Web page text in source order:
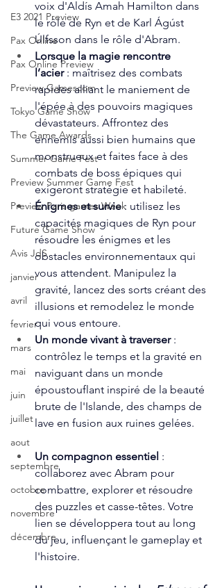
E3 2021 Preview
Pax Online
Pax Online Preview
Preview Gamescom
Tokyo Game Show
The Game Awards
Summer Game Fest
Preview Summer Game Fest
Preview Paris games Week
Future Game Show
Avis JdS
janvier
avril
fevrier
mars
mai
juin
juillet
aout
septembre
octobre
novembre
décembre
voix d'Aldís Amah Hamilton dans
le rôle de Ryn et de Karl Ágúst
Úlfsson dans le rôle d'Abram.
Lorsque la magie rencontre
l’acier : maîtrisez des combats
rapides alliant le maniement de
l'épée à des pouvoirs magiques
dévastateurs. Affrontez des
ennemis aussi bien humains que
monstrueux et faites face à des
combats de boss épiques qui
exigeront stratégie et habileté.
Énigmes et survie : utilisez les
capacités magiques de Ryn pour
résoudre les énigmes et les
obstacles environnementaux qui
vous attendent. Manipulez la
gravité, lancez des sorts créant des
illusions et remodelez le monde
qui vous entoure.
Un monde vivant à traverser :
contrôlez le temps et la gravité en
naviguant dans un monde
époustouflant inspiré de la beauté
brute de l'Islande, des champs de
lave en fusion aux ruines gelées.
Un compagnon essentiel :
collaborez avec Abram pour
combattre, explorer et résoudre
des puzzles et casse-têtes. Votre
lien se développera tout au long
du jeu, influençant le gameplay et
l'histoire.